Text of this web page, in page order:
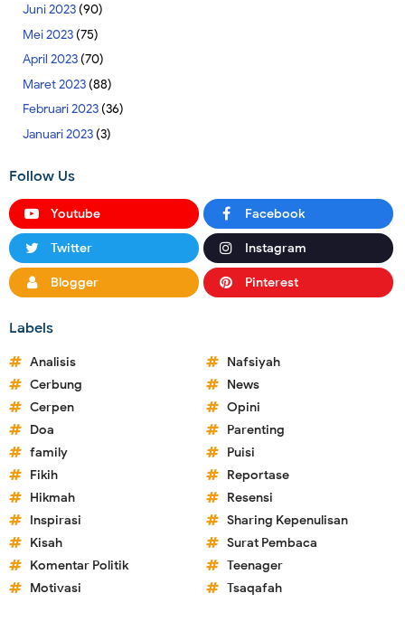
Juni 2023(90)
Mei 2023(75)
April 2023(70)
Maret 2023(88)
Februari 2023(36)
Januari 2023(3)
Follow Us
Youtube Facebook
Twitter Instagram
Blogger Pinterest
Labels
Analisis
Cerbung
Cerpen
Doa
family
Fikih
Hikmah
Inspirasi
Kisah
Komentar Politik
Motivasi
Nafsiyah
News
Opini
Parenting
Puisi
Reportase
Resensi
Sharing Kepenulisan
Surat Pembaca
Teenager
Tsaqafah